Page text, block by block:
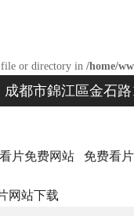
file or directory in /home/
都市錦江區金石路
看片免费网站 免费看
网站下载